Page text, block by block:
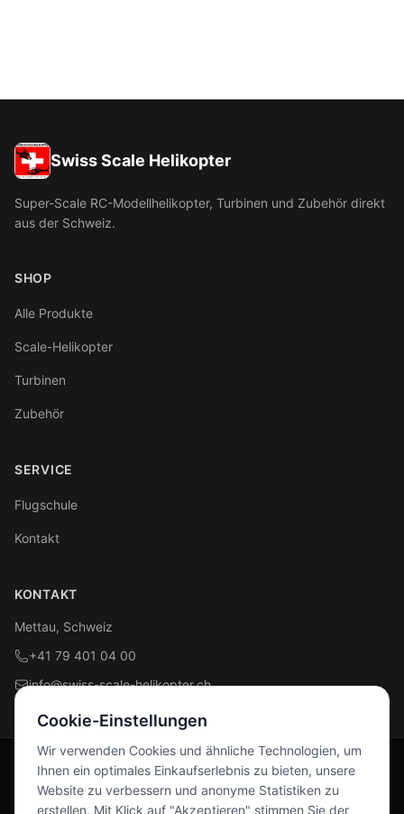
Swiss Scale Helikopter
Super-Scale RC-Modellhelikopter, Turbinen und Zubehör direkt
aus der Schweiz.
SHOP
Alle Produkte
Scale-Helikopter
Turbinen
Zubehör
SERVICE
Flugschule
Kontakt
KONTAKT
Mettau, Schweiz
+41 79 401 04 00
info@swiss-scale-helikopter.ch
Folge uns
Facebook Instagram
Cookie-Einstellungen
Wir verwenden Cookies und ähnliche Technologien, um
Ihnen ein optimales Einkaufserlebnis zu bieten, unsere
Website zu verbessern und anonyme Statistiken zu
erstellen. Mit Klick auf "Akzeptieren" stimmen Sie der